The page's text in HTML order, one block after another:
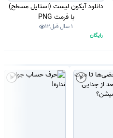
دانلود آیکون لیست (استایل مسطح)
با فرمت PNG
1 سال قبل 12
رایگان